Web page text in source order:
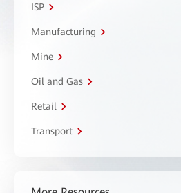
ISP
Manufacturing
Mine
Oil and Gas
Retail
Transport